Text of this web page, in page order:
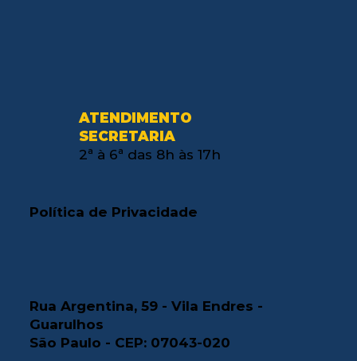
Política de Privacidade
ATENDIMENTO
SECRETARIA
2ª à 6ª das 8h às 17h
Rua Argentina, 59 - Vila Endres -
Guarulhos
São Paulo - CEP: 07043-020